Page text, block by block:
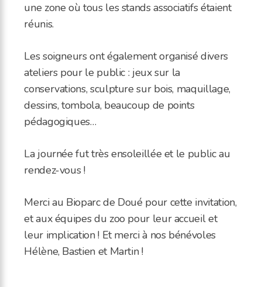
une zone où tous les stands associatifs étaient
réunis.
Les soigneurs ont également organisé divers
ateliers pour le public : jeux sur la
conservations, sculpture sur bois, maquillage,
dessins, tombola, beaucoup de points
pédagogiques…
La journée fut très ensoleillée et le public au
rendez-vous !
Merci au Bioparc de Doué pour cette invitation,
et aux équipes du zoo pour leur accueil et
leur implication ! Et merci à nos bénévoles
Hélène, Bastien et Martin !